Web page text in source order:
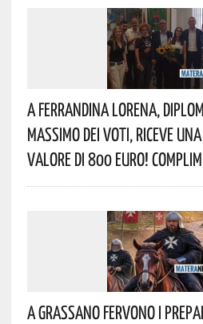
A Ferrandina Lorena,
Massimo Dei Voti, Riceve
Valore Di 800 Euro!
A Grassano Fervono I